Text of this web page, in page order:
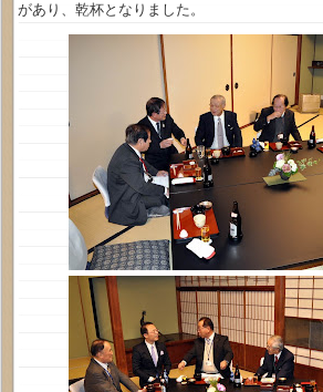
があり、乾杯となりました。